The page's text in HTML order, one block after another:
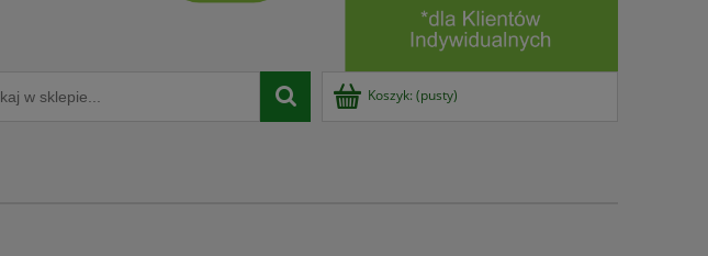
Koszyk: (pusty)